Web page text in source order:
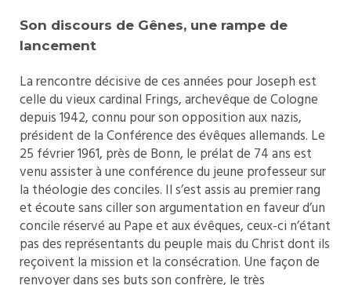
Son discours de Gênes, une rampe de
lancement
La rencontre décisive de ces années pour Joseph est
celle du vieux cardinal Frings, archevêque de Cologne
depuis 1942, connu pour son opposition aux nazis,
président de la Conférence des évêques allemands. Le
25 février 1961, près de Bonn, le prélat de 74 ans est
venu assister à une conférence du jeune professeur sur
la théologie des conciles. Il s’est assis au premier rang
et écoute sans ciller son argumentation en faveur d’un
concile réservé au Pape et aux évêques, ceux-ci n’étant
pas des représentants du peuple mais du Christ dont ils
reçoivent la mission et la consécration. Une façon de